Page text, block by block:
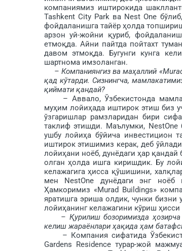
компаниямиз иш­ти­рокида
Tashkent City Park ва Nest One
фойдаланишга тайёр ҳолда
арзон уй-жойни қуриб,
етмоқда. Айни пайтда пойтахт
давом этмоқда. Бугунги кунга
шартнома имзоланган.
– Компаниянгиз ва маҳаллий
қад кўтарди. Сизнингча,
қиймати қандай?
– Аввало, Ўзбекистонда
муҳим лойи­ҳада иштирок этиш биз
ўзгаришлар рамзларидан бири
таклиф этишди. Маълумки,
ушбу лойиҳа бўйича инвестицион
иштирок этишимиз керак, деб
лойиҳани ноёб, дунёдаги ҳар
олган ҳолда ишга киришдик. Бу
келажагига ҳисса қўшишини,
мен NestOne дунёдаги энг ноёб
Ҳамкоримиз «Murad Buildings»
яратишга эриша олдик, чунки
лойиҳанинг келажагини кўриш
– Қурилиш бозоримизда
келиш жараёнлари ҳақида ҳам
– Компания сифатида
Gardens Residence турар-жой